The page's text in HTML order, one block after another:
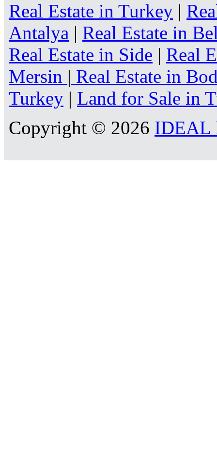
Real Estate in Turkey |
Antalya | Real Estate in
Real Estate in Side | Real
Mersin | Real Estate in
Turkey | Land for Sale in
Copyright © 2026 IDEAL